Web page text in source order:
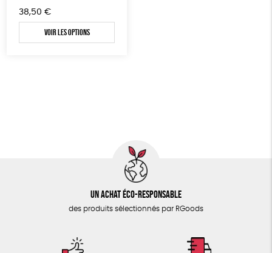
38,50 €
Voir les options
Un achat éco-responsable
des produits sélectionnés par RGoods